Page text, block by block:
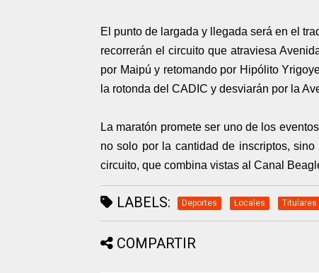
El punto de largada y llegada será en el
recorrerán el circuito que atraviesa
por Maipú y retomando por Hipólito
la rotonda del CADIC y desviarán por la
La maratón promete ser uno de los
no solo por la cantidad de inscriptos,
circuito, que combina vistas al Canal
LABELS: Deportes Locales Titulares
COMPARTIR